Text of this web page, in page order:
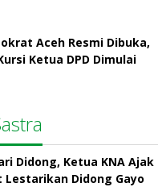
Aceh Resmi Dibuka,
Ketua DPD Dimulai
Didong, Ketua KNA Ajak
Lestarikan Didong Gayo